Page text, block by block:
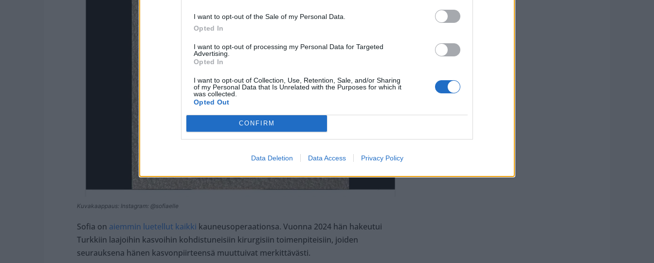
I want to opt-out of the Sale of my Personal Data.
Opted In
I want to opt-out of processing my Personal Data for Targeted
Advertising.
Opted In
I want to opt-out of Collection, Use, Retention, Sale, and/or Sharing
of my Personal Data that Is Unrelated with the Purposes for which it
was collected.
Opted Out
CONFIRM
Data Deletion Data Access Privacy Policy
Kuvakaappaus: Instagram: @sofiaelle
Sofia on aiemmin luetellut kaikki kauneusoperaationsa. Vuonna 2024 hän hakeutui
Turkkiin laajoihin kasvoihin kohdistuneisiin kirurgisiin toimenpiteisiin, joiden
seurauksena hänen kasvonpiirteensä muuttuivat merkittävästi.